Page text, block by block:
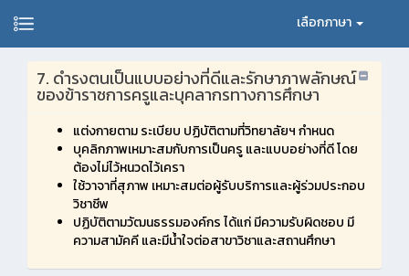
เลือกภาษา
7. ดำรงตนเป็นแบบอย่างที่ดีและรักษาภาพลักษณ์
ของข้าราชการครูและบุคลากรทางการศึกษา
แต่งกายตาม ระเบียบ ปฏิบัติตามที่วิทยาลัยฯ กำหนด
บุคลิกภาพเหมาะสมกับการเป็นครู และแบบอย่างที่ดี โดย
ต้องไม่ไว้หนวดไว้เครา
ใช้วาจาที่สุภาพ เหมาะสมต่อผู้รับบริการและผู้ร่วมประกอบ
วิชาชีพ
ปฏิบัติตามวัฒนธรรมองค์กร ได้แก่ มีความรับผิดชอบ มี
ความสามัคคี และมีน้ำใจต่อสาขาวิชาและสถานศึกษา